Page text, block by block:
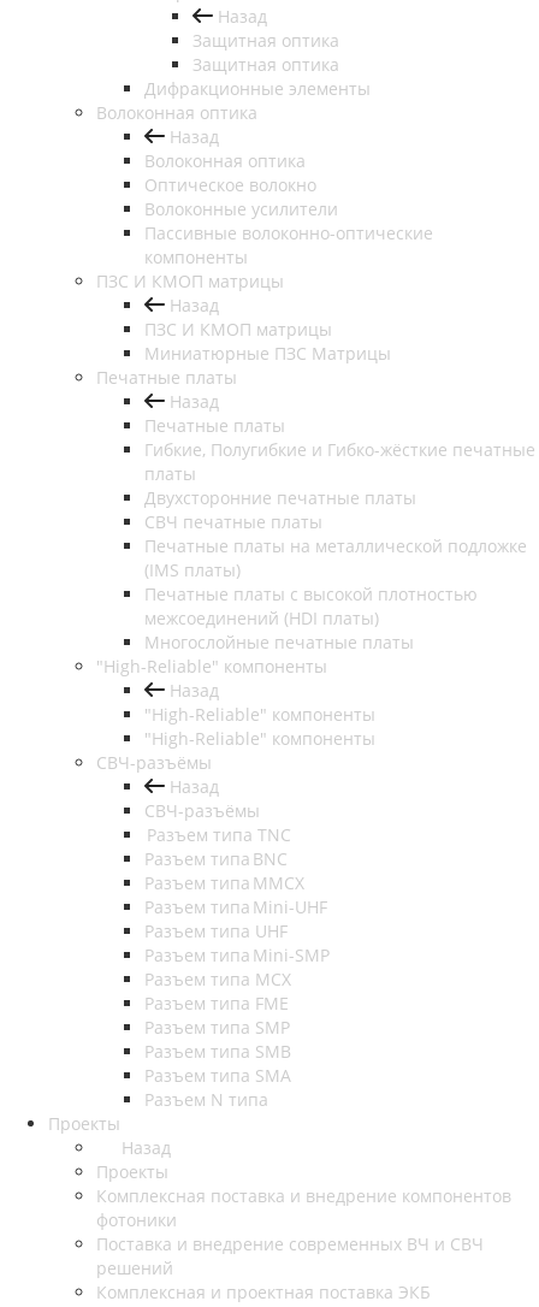
Назад
Защитная оптика
Защитная оптика
Дифракционные элементы
Волоконная оптика
Назад
Волоконная оптика
Оптическое волокно
Волоконные усилители
Пассивные волоконно-оптические
компоненты
ПЗС И КМОП матрицы
Назад
ПЗС И КМОП матрицы
Миниатюрные ПЗС Матрицы
Печатные платы
Назад
Печатные платы
Гибкие, Полугибкие и Гибко-жёсткие печатные
платы
Двухсторонние печатные платы
СВЧ печатные платы
Печатные платы на металлической подложке
(IMS платы)
Печатные платы с высокой плотностью
межсоединений (HDI платы)
Многослойные печатные платы
"High-Reliable" компоненты
Назад
"High-Reliable" компоненты
"High-Reliable" компоненты
СВЧ-разъёмы
Назад
СВЧ-разъёмы
Разъем типа TNC
Разъем типа BNC
Разъем типа MMCX
Разъем типа Mini-UHF
Разъем типа UHF
Разъем типа Mini-SMP
Разъем типа MCX
Разъем типа FME
Разъем типа SMP
Разъем типа SMB
Разъем типа SMA
Разъем N типа
Проекты
Назад
Проекты
Комплексная поставка и внедрение компонентов
фотоники
Поставка и внедрение современных ВЧ и СВЧ
решений
Комплексная и проектная поставка ЭКБ